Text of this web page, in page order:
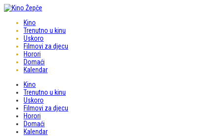
Kino
Trenutno u kinu
Uskoro
Filmovi za djecu
Horori
Domaći
Kalendar
Kino
Trenutno u kinu
Uskoro
Filmovi za djecu
Horori
Domaći
Kalendar